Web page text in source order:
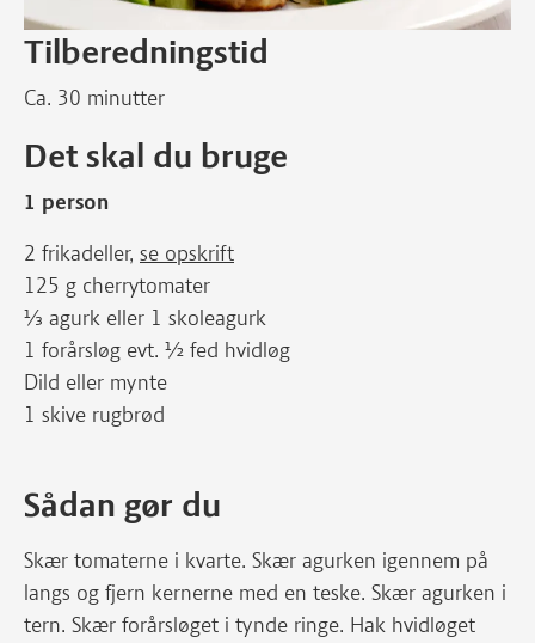
Tilberedningstid
Ca. 30 minutter
Det skal du bruge
1 person
2 frikadeller, se opskrift
125 g cherrytomater
⅓ agurk eller 1 skoleagurk
1 forårsløg evt. ½ fed hvidløg
Dild eller mynte
1 skive rugbrød
Sådan gør du
Skær tomaterne i kvarte. Skær agurken igennem på
langs og fjern kernerne med en teske. Skær agurken i
tern. Skær forårsløget i tynde ringe. Hak hvidløget